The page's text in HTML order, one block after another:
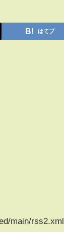
はてブ
main/rss2.xml